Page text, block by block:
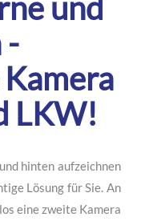
und
-
LKW!
hinten aufzeichnen
Lösung für Sie. An